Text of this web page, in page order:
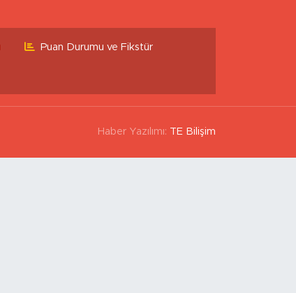
Puan Durumu ve Fikstür
Haber Yazılımı: TE Bilişim